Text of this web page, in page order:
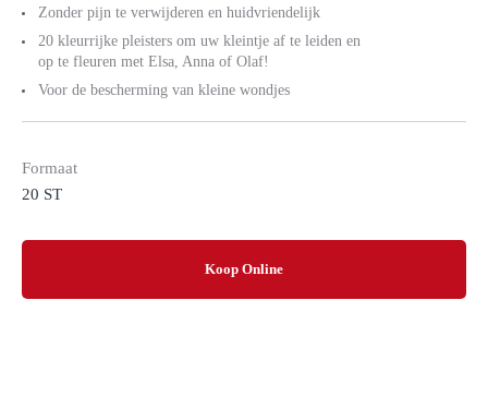
Zonder pijn te verwijderen en huidvriendelijk
20 kleurrijke pleisters om uw kleintje af te leiden en
op te fleuren met Elsa, Anna of Olaf!
Voor de bescherming van kleine wondjes
Formaat
20 ST
Koop Online